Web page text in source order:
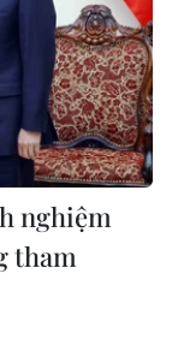
nghiệm
tham